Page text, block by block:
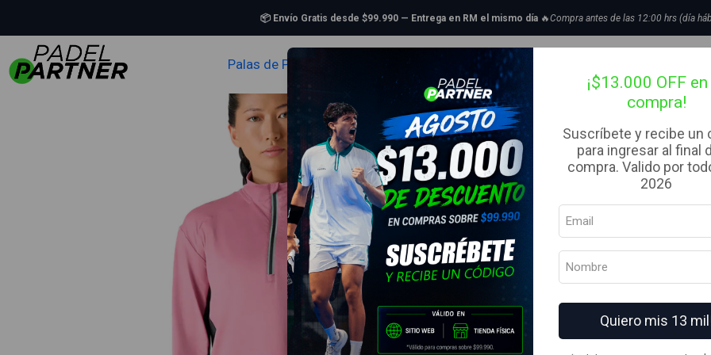
¡$13.000 OFF
compra!
Suscríbete y recibe un
para ingresar al final
compra. Valido por
2026
Quiero mis 13
Palas de Padel Zapatillas de Padel Bolsos Complementos
📦 Envío Gratis desde $99.990 — Entrega en RM el mismo día 🔥Compra antes de las 12:00 hrs (día
Inicio Ropa Mujer Polerones y cortavientos Polerón Mujer Tempo 1/4 Zip Midlayer
Polerón
Rosado
XL
Vulcano
COLOR